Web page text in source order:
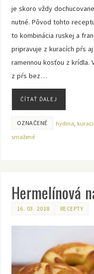
je skoro vždy
nutné. Pôvod tohto
to kombinácia ruskej a
pripravuje z kuracích pŕs
ramennou kosťou z krídla.
z pŕs bez…
ČÍTAŤ ĎALEJ
OZNAČENÉ hydina,
smažené
Hermelínová
16. 03. 2018 RECEPTY